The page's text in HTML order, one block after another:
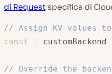
di Request specifica di
// Assign KV values
const
customBackend
// Override the